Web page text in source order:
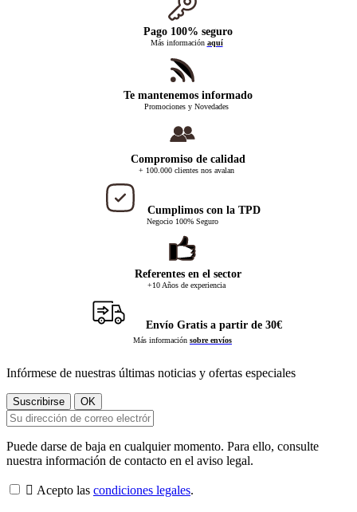
Pago 100% seguro
Más información aquí
Te mantenemos informado
Promociones y Novedades
Compromiso de calidad
+ 100.000 clientes nos avalan
Cumplimos con la TPD
Negocio 100% Seguro
Referentes en el sector
+10 Años de experiencia
Envío Gratis a partir de 30€
Más información sobre envíos
Infórmese de nuestras últimas noticias y ofertas especiales
Puede darse de baja en cualquier momento. Para ello, consulte
nuestra información de contacto en el aviso legal.
 Acepto las condiciones legales.